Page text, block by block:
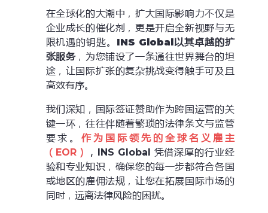
在全球化的大潮中，扩大国际影响力不仅是
企业成长的催化剂，更是开启全新视野与无
限机遇的钥匙。 INS Global 以其卓越的扩
张服务，为您铺设了一条通往世界舞台的坦
途，让国际扩张的复杂挑战变得触手可及且
高效有序。
我们深知，国际签证赞助作为跨国运营的关
键一环，往往伴随着繁琐的法律条文与监管
要求。作为国际领先的 全球名义雇主
（EOR）
，INS Global 凭借深厚的行业经
验和专业知识，确保您的每一步都符合各国
或地区的雇佣法规，让您在拓展国际市场的
同时，远离法律风险的困扰。